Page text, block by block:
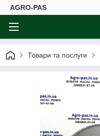
AGRO-PAS
Товари та послуги